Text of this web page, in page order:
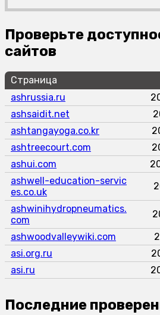
Проверьте
сайтов
Страница
ashrussia.ru
ashsaidit.net
ashtangayoga.co.kr
ashtreecourt.com
ashui.com
ashwell-education-servic
es.co.uk
ashwinihydropneumatics.
com
ashwoodvalleywiki.com
asi.org.ru
asi.ru
Последние